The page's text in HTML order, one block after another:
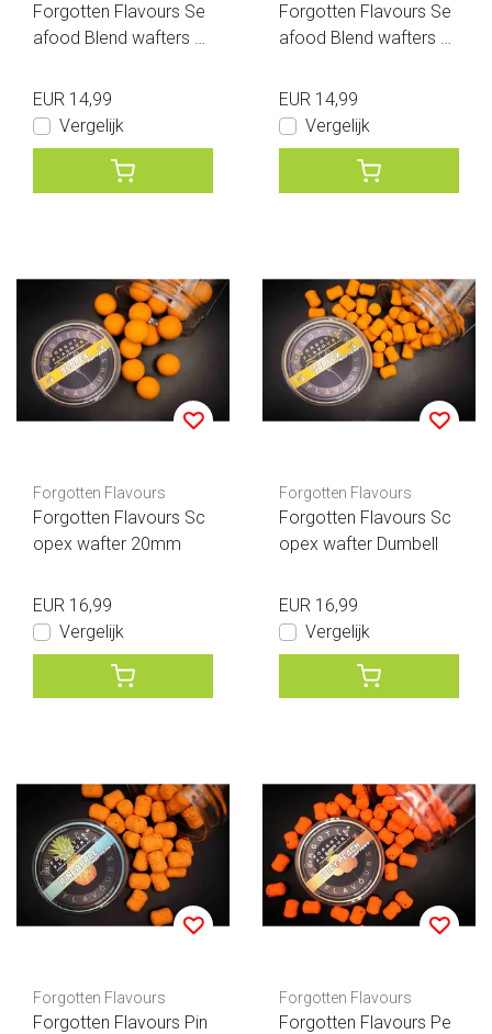
Forgotten Flavours Se
afood Blend wafters 2
EUR 14,99
Vergelijk
Forgotten Flavours Se
afood Blend wafters D
EUR 14,99
Vergelijk
Forgotten Flavours
Forgotten Flavours Sc
opex wafter 20mm
EUR 16,99
Vergelijk
Forgotten Flavours
Forgotten Flavours Sc
opex wafter Dumbell
EUR 16,99
Vergelijk
Forgotten Flavours
Forgotten Flavours Pin
Forgotten Flavours
Forgotten Flavours Pe